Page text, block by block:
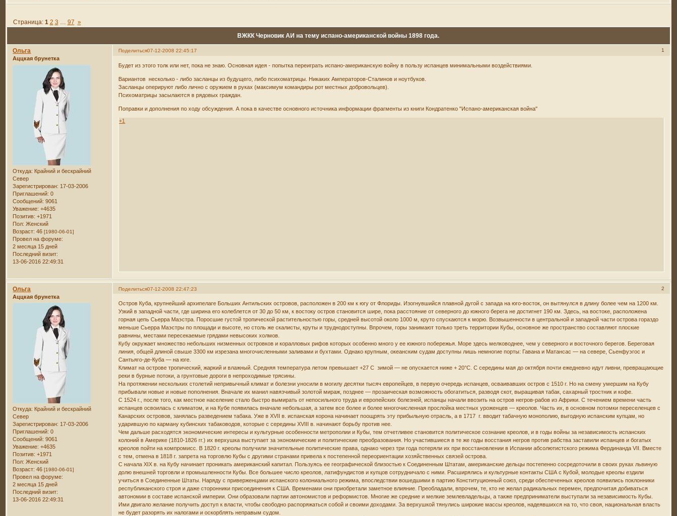
ВЖКК Черновик АИ на тему испано-американской войны 1898 года.
Страница: 1 2 3 … 97 »
Поделиться 1
07-12-2008 22:45:17
Ольга
Аццкая брунетка
Откуда: Крайний и бескрайний
Север
Зарегистрирован: 17-03-2006
Приглашений: 0
Сообщений: 9061
Уважение: +4635
Позитив: +1971
Пол: Женский
Возраст: 46[1980-06-01]
Провел на форуме:
2 месяца 15 дней
Последний визит:
13-06-2016 22:49:31
Будет из этого толк или нет, пока не знаю. Основная идея - попытка переиграть испано-американскую войну в пользу испанцев минимальными воздействиями.
Вариантов несколько - либо засланцы из будущего, либо психоматрицы. Никаких Амператоров-Сталинов и ноутбуков.
Засланцы оперируют либо лично с оружием в руках (максимум командиры рот местных добровольцев).
Психоматрицы засылаются в рядовых граждан.
Поправки и дополнения по ходу обсуждения. А пока в качестве основного источника информации фрагменты из книги Кондратенко "Испано-американская война"
+1
Поделиться 2
07-12-2008 22:47:23
Ольга
Аццкая брунетка
Откуда: Крайний и бескрайний
Север
Зарегистрирован: 17-03-2006
Приглашений: 0
Сообщений: 9061
Уважение: +4635
Позитив: +1971
Пол: Женский
Возраст: 46[1980-06-01]
Провел на форуме:
2 месяца 15 дней
Последний визит:
13-06-2016 22:49:31
Остров Куба, крупнейший архипелаге Больших Антильских островов, расположен в 200 км к югу от Флориды. Изогнувшийся плавной дугой с запада на юго-восток, он вытянулся в длину более чем на 1200 км.
Узкий в западной части, где ширина его колеблется от 30 до 50 км, к востоку остров становится шире, пока расстояние от северного до южного берега не достигнет 190 км. Здесь, на востоке, расположена
горная цепь Сьерра Маэстра. Поросшие густой тропической растительностью горы, средней высотой около 1000 м, круто спускаются к морю. Возвышенности в центральной и западной части острова гораздо
меньше Сьерра Маэстры по площади и высоте, но столь же скалисты, круты и труднодоступны. Впрочем, горы занимают только треть территории Кубы, основное же пространство составляют плоские
равнины, местами пересекаемые грядами невысоких холмов.
Кубу окружает множество небольших низменных островков и коралловых рифов которых особенно много у ее южного побережья. Море здесь мелководнее, чем у северного и восточного берегов. Береговая
линия, общей длиной свыше 3300 км изрезана многочисленными заливами и бухтами. Однако крупным, океанским судам доступны лишь немногие порты: Гавана и Матансас — на севере, Сьенфуэгос и
Сантьяго-де-Куба — на юге.
Климат на острове тропический, жаркий и влажный. Средняя температура летом превышает +27 С зимой — не опускается ниже + 20°С. С середины мая до октября почти ежедневно идут ливни, превращающие
реки в бурные потоки, а грунтовые дороги в непроходимые трясины.
На протяжении нескольких столетий непривычный климат и болезни уносили в могилу десятки тысяч европейцев, в первую очередь испанцев, осваивавших остров с 1510 г. Но на смену умершим на Кубу
прибывали новые и новые пополнения. Вначале их манил навязчивый золотой мираж, позднее — прозаическая возможность обогатиться, разводя скот, выращивая табак, сахарный тростник и кофе.
С 1524 г., после того, как местное население стало быстро вымирать от непосильного труда и европейских болезней, испанцы начали ввозить на остров негров-рабов из Африки. С течением времени часть
испанцев освоилась с климатом, и на Кубе появилась вначале небольшая, а затем все более и более многочисленная прослойка местных уроженцев — креолов. Часть их, в основном потомки переселенцев с
Канарских островов, занялась разведением табака. Уже в XVII в. испанская корона начинает поощрять эту прибыльную отрасль, а в 1717 г. вводит табачную монополию, выгодную испанским купцам, но
ударившую по карману кубинских табаководов, которые с середины XVIII в. начинают борьбу против нее.
Чем дальше расходятся экономические интересы и культурные особенности метрополии и Кубы, тем отчетливее становится политическое сознание креолов, и в годы войны за независимость испанских
колоний в Америке (1810-1826 гг.) их верхушка выступает за экономические и политические преобразования. Но участившиеся в те же годы восстания негров против рабства заставили испанцев и богатых
креолов пойти на компромисс. В 1820 г. креолы получили значительные политические права, однако через три года потеряли их при восстановлении в Испании абсолютистского режима Фердинанда VII. Вместе
с тем, отмена в 1818 г. запрета на торговлю Кубы с другими странами привела к постепенной переориентации хозяйственных связей острова.
С начала XIX в. на Кубу начинает проникать американский капитал. Пользуясь ее географической близостью к Соединенным Штатам, американские дельцы постепенно сосредоточили в своих руках львиную
долю внешней торговли и промышленности Кубы. Все большее число креолов, латифундистов и купцов сотрудничало с ними. Расширялись и культурные контакты США с Кубой, молодые креолы ездили
учиться в Соединенные Штаты. Наряду с приверженцами испанского колониального режима, впоследствии вошедшими в партию Конституционный союз, среди обеспеченных креолов появились поклонники
республиканского строя и даже сторонники присоединения к США. Временами они приобретали заметное влияние. Преобладали, впрочем, те, кто не желал радикальных перемен, предпочитая добиваться
автономии в составе испанской империи. Они образовали партии автономистов и реформистов. Многие же средние и мелкие землевладельцы, а также предприниматели выступали за независимость Кубы.
Ими двигало желание получить доступ к власти, чтобы свободно распоряжаться собой и своими доходами. За верхушкой тянулись широкие массы креолов, надеявшихся на то, что своя, национальная власть
не будет разорять их налогами и оскорблять неправым судом.